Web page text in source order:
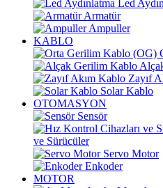
Led
Armatür
Ampuller
KABLO
Zayıf
Solar Kablo
OTOMASYON
Sensör
ve Sürücüler
Servo Motor
Enkoder
MOTOR